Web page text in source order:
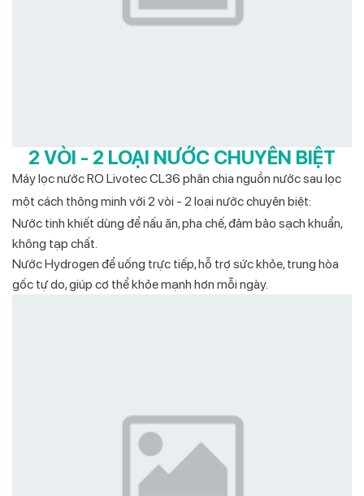
2 VÒI - 2 LOẠI NƯỚC CHUYÊN BIỆT
Máy lọc nước RO Livotec CL36 phân chia nguồn nước sau lọc
một cách thông minh với 2 vòi - 2 loại nước chuyên biệt:
Nước tinh khiết dùng để nấu ăn, pha chế, đảm bảo sạch khuẩn,
không tạp chất.
Nước Hydrogen để uống trực tiếp, hỗ trợ sức khỏe, trung hòa
gốc tự do, giúp cơ thể khỏe mạnh hơn mỗi ngày.